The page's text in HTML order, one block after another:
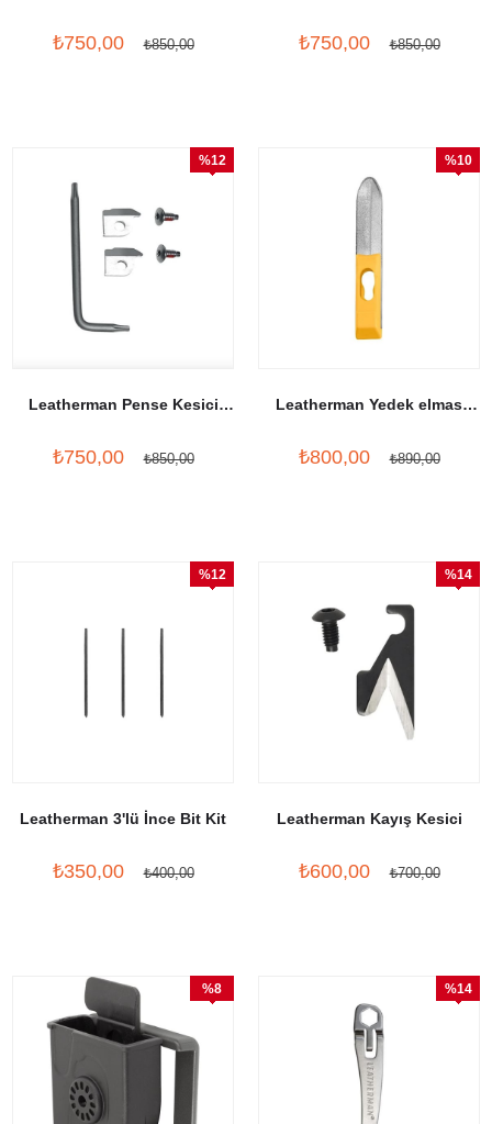
₺750,00 ₺850,00 ₺750,00 ₺850,00
Leatherman Pense Kesici
₺750,00 ₺850,00
%12
Leatherman Yedek elmas
₺800,00 ₺890,00
%10
Leatherman 3'lü İnce Bit Kit
₺350,00 ₺400,00
%12
Leatherman Kayış Kesici
₺600,00 ₺700,00
%14
%8
%14